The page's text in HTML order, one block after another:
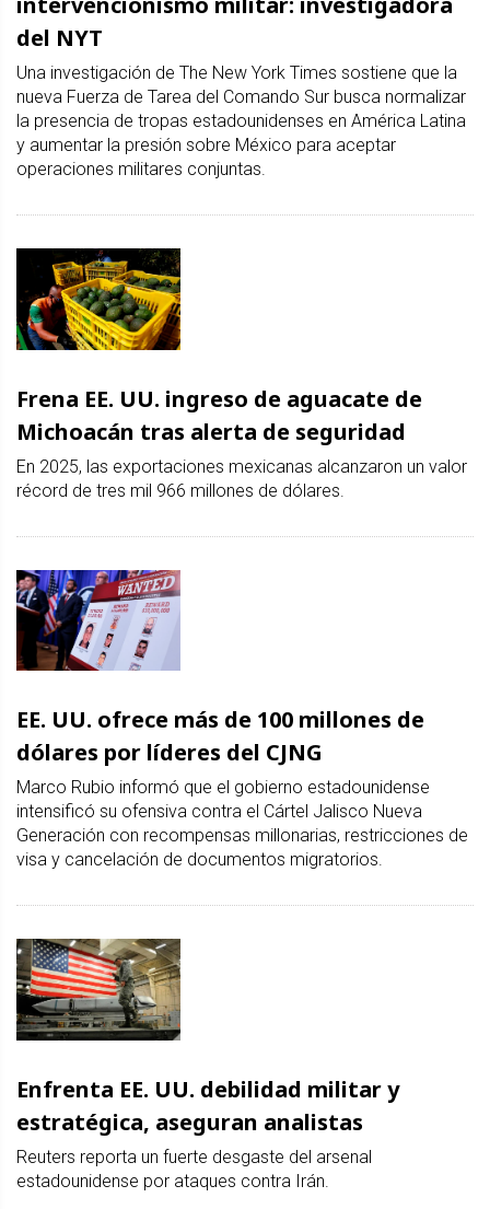
del NYT
Una investigación de The New York Times sostiene que la
nueva Fuerza de Tarea del Comando Sur busca normalizar
la presencia de tropas estadounidenses en América Latina
y aumentar la presión sobre México para aceptar
operaciones militares conjuntas.
Frena EE. UU. ingreso de aguacate de
Michoacán tras alerta de seguridad
En 2025, las exportaciones mexicanas alcanzaron un valor
récord de tres mil 966 millones de dólares.
EE. UU. ofrece más de 100 millones de
dólares por líderes del CJNG
Marco Rubio informó que el gobierno estadounidense
intensificó su ofensiva contra el Cártel Jalisco Nueva
Generación con recompensas millonarias, restricciones de
visa y cancelación de documentos migratorios.
Enfrenta EE. UU. debilidad militar y
estratégica, aseguran analistas
Reuters reporta un fuerte desgaste del arsenal
estadounidense por ataques contra Irán.